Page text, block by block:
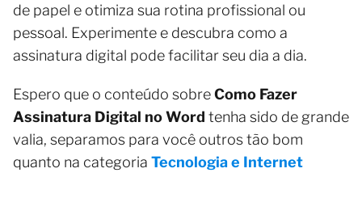
de papel e otimiza sua rotina profissional ou
pessoal. Experimente e descubra como a
assinatura digital pode facilitar seu dia a dia.
Espero que o conteúdo sobreComo Fazer
Assinatura Digital no Word tenha sido de grande
valia, separamos para você outros tão bom
quanto na categoria Tecnologia e Internet